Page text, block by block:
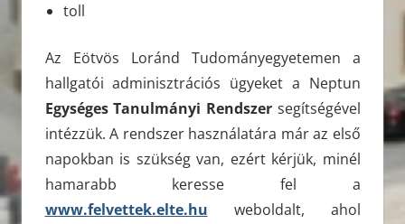
toll
Az Eötvös Loránd Tudományegyetemen a
hallgatói adminisztrációs ügyeket a Neptun
Egységes Tanulmányi Rendszer segítségével
intézzük. A rendszer használatára már az első
napokban is szükség van, ezért kérjük, minél
hamarabb keresse fel a
www.felvettek.elte.hu weboldalt, ahol